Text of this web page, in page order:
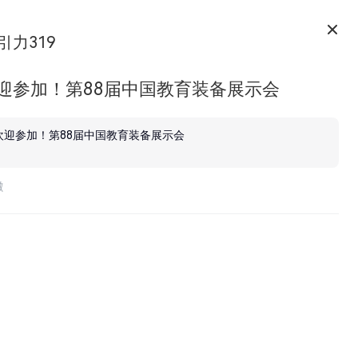
力319
参加！第88届中国教育装备展示会
迎参加！第88届中国教育装备展示会